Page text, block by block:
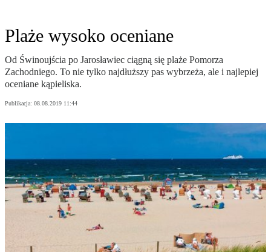
Plaże wysoko oceniane
Od Świnoujścia po Jarosławiec ciągną się plaże Pomorza
Zachodniego. To nie tylko najdłuższy pas wybrzeża, ale i najlepiej
oceniane kąpieliska.
Publikacja: 08.08.2019 11:44